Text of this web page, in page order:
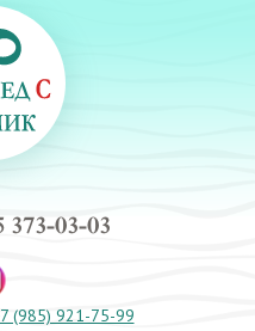
373-03-03
(985) 921-75-99